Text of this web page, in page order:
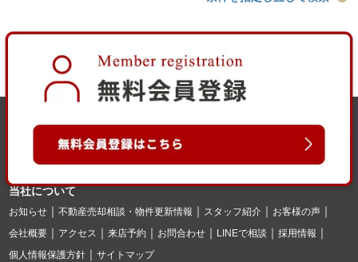
当社について
お知らせ 不動産売却相談・物件更新情報 スタッフ紹介
お客様の声
会社概要
アクセス 来店予約 お問合わせ LINEで相談
採用情報
個人情報保護方針
サイトマップ